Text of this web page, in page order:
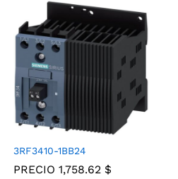
3RF3410-1BB24
PRECIO 1,758.62 $